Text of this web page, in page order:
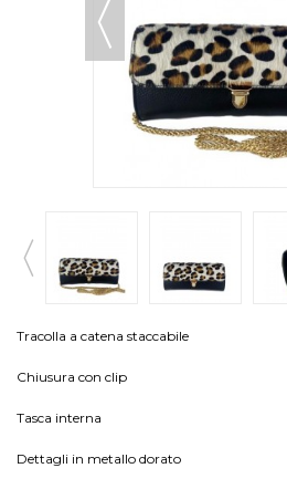
Tracolla a catena staccabile
Chiusura con clip
Tasca interna
Dettagli in metallo dorato